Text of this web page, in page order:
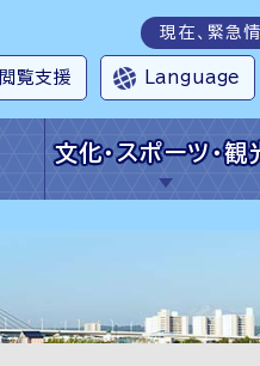
現在、緊急
閲覧支援 Language
文化・スポーツ・観